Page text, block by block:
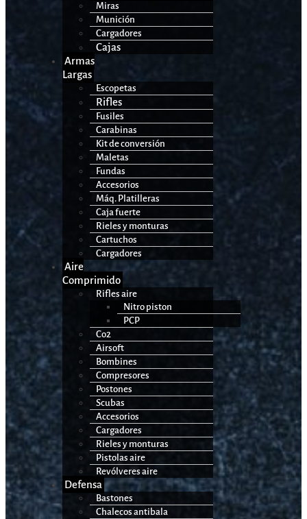
Miras
Munición
Cargadores
Cajas
Armas
Largas
Escopetas
Rifles
Fusiles
Carabinas
Kit de conversión
Maletas
Fundas
Accesorios
Máq. Platilleras
Caja fuerte
Rieles y monturas
Cartuchos
Cargadores
Aire
Comprimido
Rifles aire
Nitro piston
PCP
Co2
Airsoft
Bombines
Compresores
Postones
Scubas
Accesorios
Cargadores
Rieles y monturas
Pistolas aire
Revólveres aire
Defensa
Bastones
Chalecos antibala